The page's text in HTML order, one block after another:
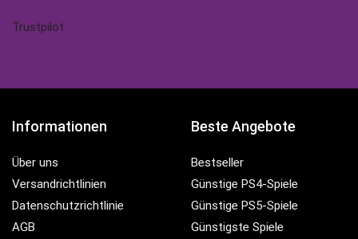
Trustpilot
Informationen
Über uns
Versandrichtlinien
Datenschutzrichtlinie
AGB
Beste Angebote
Bestseller
Günstige PS4-Spiele
Günstige PS5-Spiele
Günstigste Spiele